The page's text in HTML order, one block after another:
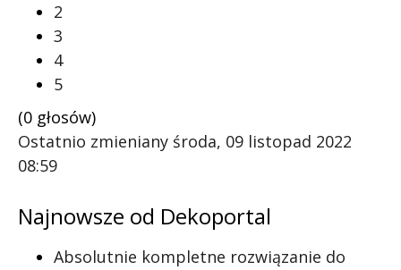
2
3
4
5
(0 głosów)
Ostatnio zmieniany środa, 09 listopad 2022
08:59
Najnowsze od Dekoportal
Absolutnie kompletne rozwiązanie do